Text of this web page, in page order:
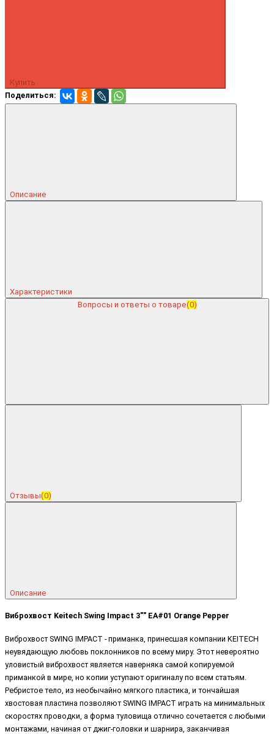
Купить
Поделиться:
Описание
Характеристики
Вопросы и ответы о товаре(0)
Отзывы(0)
Описание
Виброхвост Keitech Swing Impact 3"" EA#01 Orange Pepper
Виброхвост SWING IMPACT - приманка, принесшая компании KEITECH
неувядающую любовь поклонников по всему миру. Этот невероятно
уловистый виброхвост является наверняка самой копируемой
приманкой в мире, но копии уступают оригиналу по всем статьям.
Ребристое тело, из необычайно мягкого пластика, и тончайшая
хвостовая пластина позволяют SWING IMPACT играть на минимальных
скоростях проводки, а форма туловища отлично сочетается с любыми
монтажами, начиная от джиг-головки и шарнира, заканчивая